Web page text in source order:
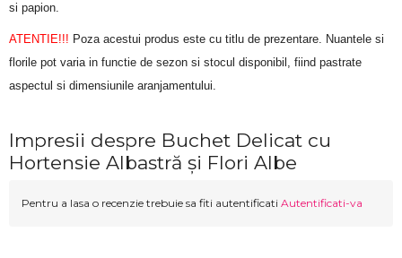
si papion.
ATENTIE!!! Poza acestui produs este cu titlu de prezentare. Nuantele si
florile pot varia in functie de sezon si stocul disponibil, fiind pastrate
aspectul si dimensiunile aranjamentului.
Impresii despre Buchet Delicat cu
Hortensie Albastră și Flori Albe
Pentru a lasa o recenzie trebuie sa fiti autentificati Autentificati-va